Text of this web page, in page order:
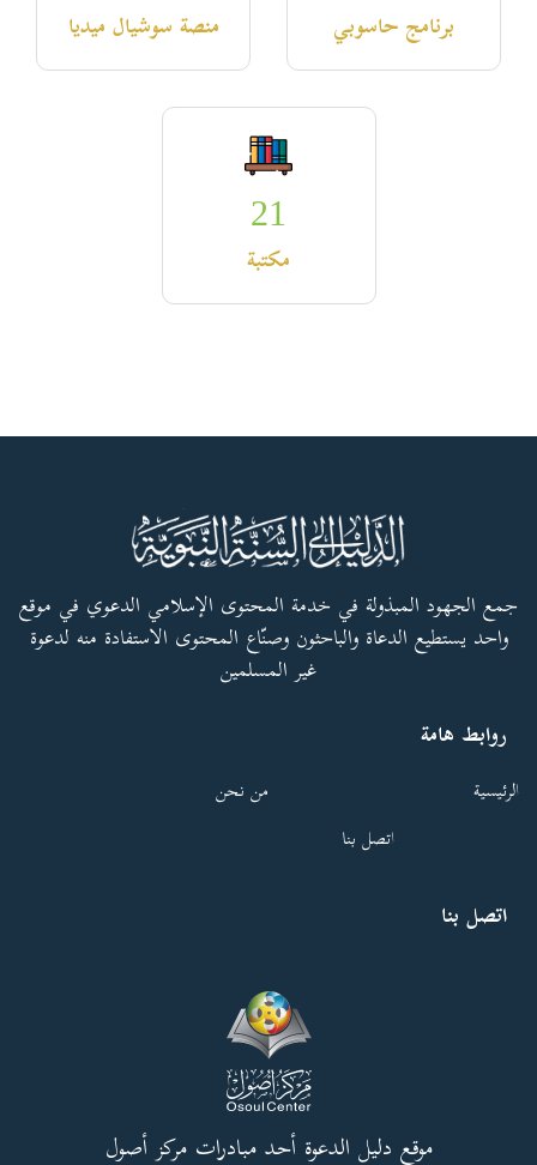
برنامج حاسوبي منصة سوشيال ميديا
21
مكتبة
جمع الجهود المبذولة في خدمة المحتوى الإسلامي الدعوي في موقع
واحد يستطيع الدعاة والباحثون وصنّاع المحتوى الاستفادة منه لدعوة
غير المسلمين
روابط هامة
الرئيسية
من نحن
اتصل بنا
اتصل بنا
موقع دليل الدعوة أحد مبادرات مركز أصول